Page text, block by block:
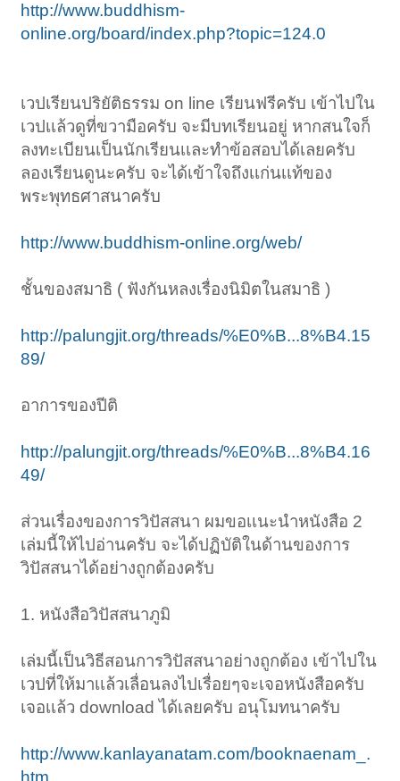
http://www.buddhism-
online.org/board/index.php?topic=124.0
เวปเรียนปริยัติธรรม on line เรียนฟรีครับ เข้าไปใน
เวปเเล้วดูที่ขวามือครับ จะมีบทเรียนอยู่ หากสนใจก็
ลงทะเบียนเป็นนักเรียนเเละทําข้อสอบได้เลยครับ
ลองเรียนดูนะครับ จะได้เข้าใจถึงเเก่นเเท้ของ
พระพุทธศาสนาครับ
http://www.buddhism-online.org/web/
ชั้นของสมาธิ ( ฟังกันหลงเรื่องนิมิตในสมาธิ )
http://palungjit.org/threads/%E0%B...8%B4.15
89/
อาการของปีติ
http://palungjit.org/threads/%E0%B...8%B4.16
49/
ส่วนเรื่องของการวิปัสสนา ผมขอเเนะนําหนังสือ 2
เล่มนี้ให้ไปอ่านครับ จะได้ปฏิบัติในด้านของการ
วิปัสสนาได้อย่างถูกต้องครับ
1. หนังสือวิปัสสนาภูมิ
เล่มนี้เป็นวิธีสอนการวิปัสสนาอย่างถูกต้อง เข้าไปใน
เวปที่ให้มาเเล้วเลื่อนลงไปเรื่อยๆจะเจอหนังสือครับ
เจอเเล้ว download ได้เลยครับ อนุโมทนาครับ
http://www.kanlayanatam.com/booknaenam_.
htm